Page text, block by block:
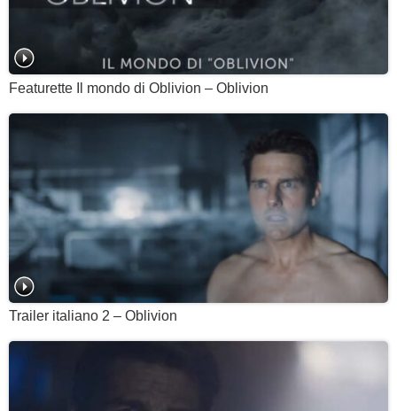
Featurette Il mondo di Oblivion – Oblivion
Trailer italiano 2 – Oblivion